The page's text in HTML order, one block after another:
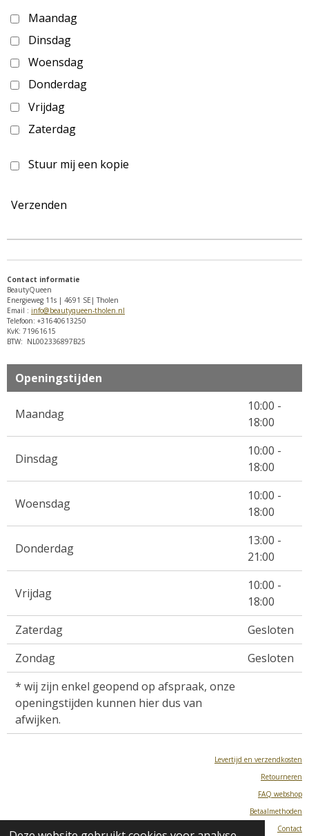
Maandag
Dinsdag
Woensdag
Donderdag
Vrijdag
Zaterdag
Stuur mij een kopie
Verzenden
Contact informatie
BeautyQueen
Energieweg 11s | 4691 SE| Tholen
Email : info@beautyqueen-tholen.nl
Telefoon: +31640613250
KvK: 71961615
BTW: NL002336897B25
Openingstijden
Maandag
10:00 -
18:00
Dinsdag
10:00 -
18:00
Woensdag
10:00 -
18:00
Donderdag
13:00 -
21:00
Vrijdag
10:00 -
18:00
Zaterdag
Gesloten
Zondag
Gesloten
* wij zijn enkel geopend op afspraak, onze
openingstijden kunnen hier dus van
afwijken.
Levertijd en verzendkosten
Retourneren
FAQ webshop
Betaalmethoden
Contact